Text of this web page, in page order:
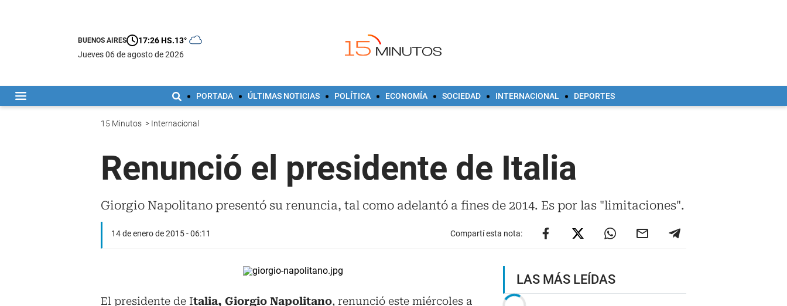
BUENOS AIRES 17:26 HS.13°
jueves 06 de agosto de 2026
PORTADA ÚLTIMAS NOTICIAS POLÍTICA ECONOMÍA SOCIEDAD INTERNACIONAL DEPORTES
15 Minutos > Internacional
Renunció el presidente de Italia
Giorgio Napolitano presentó su renuncia, tal como adelantó a fines de 2014. Es por las "limitaciones".
14 de enero de 2015 - 06:11 Compartí esta nota:
El presidente de Italia, Giorgio Napolitano, renunció este miércoles a
LAS MÁS LEÍDAS